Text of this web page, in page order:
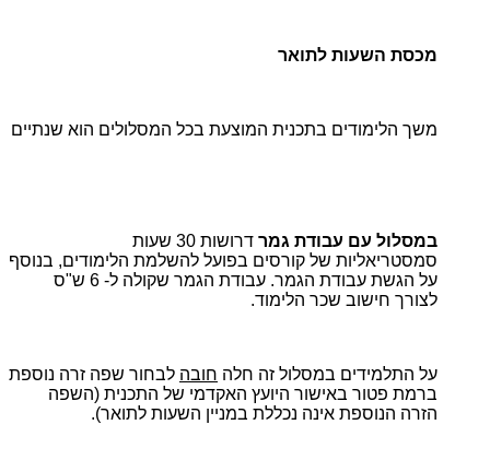
מכסת השעות לתואר
משך הלימודים בתכנית המוצעת בכל המסלולים הוא שנתיים
במסלול עם עבודת גמר
דרושות 30 שעות
סמסטריאליות של קורסים בפועל להשלמת הלימודים, בנוסף
על הגשת עבודת הגמר. עבודת הגמר שקולה ל- 6 ש"ס
לצורך חישוב שכר הלימוד.
על התלמידים במסלול זה חלה חובה לבחור שפה זרה נוספת
ברמת פטור באישור היועץ האקדמי של התכנית (השפה
הזרה הנוספת אינה נכללת במניין השעות לתואר).